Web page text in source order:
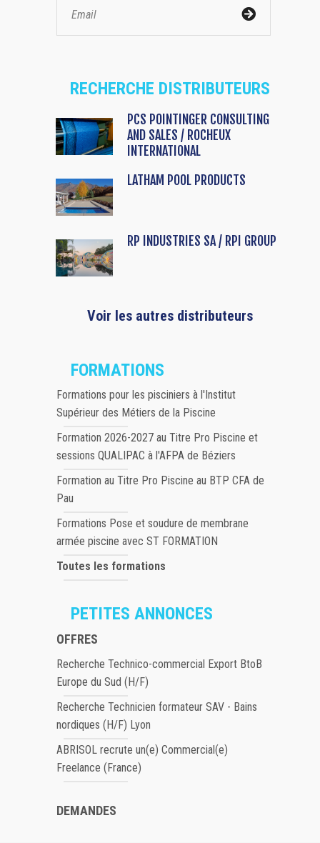
RECHERCHE DISTRIBUTEURS
PCS POINTINGER CONSULTING
AND SALES / ROCHEUX
INTERNATIONAL
LATHAM POOL PRODUCTS
RP INDUSTRIES SA / RPI GROUP
Voir les autres distributeurs
FORMATIONS
Formations pour les pisciniers à l'Institut
Supérieur des Métiers de la Piscine
Formation 2026-2027 au Titre Pro Piscine et
sessions QUALIPAC à l'AFPA de Béziers
Formation au Titre Pro Piscine au BTP CFA de
Pau
Formations Pose et soudure de membrane
armée piscine avec ST FORMATION
Toutes les formations
PETITES ANNONCES
OFFRES
Recherche Technico-commercial Export BtoB
Europe du Sud (H/F)
Recherche Technicien formateur SAV - Bains
nordiques (H/F) Lyon
ABRISOL recrute un(e) Commercial(e)
Freelance (France)
DEMANDES